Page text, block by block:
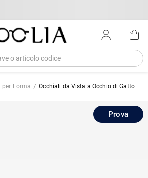
per Forma Occhiali da Vista a Occhio di Gatto
Prova